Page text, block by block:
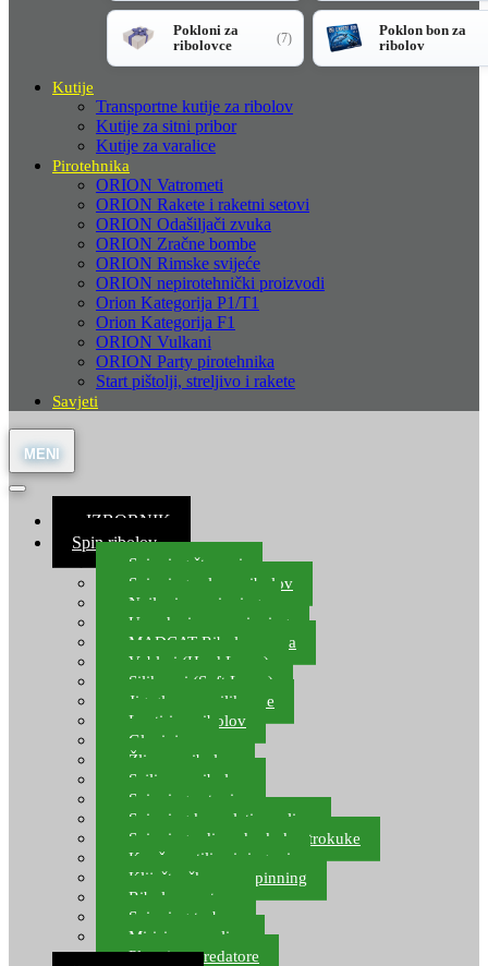
Pokloni za
ribolovce
(7)
Poklon bon za
ribolov
Kutije
Transportne kutije za ribolov
Kutije za sitni pribor
Kutije za varalice
Pirotehnika
ORION Vatrometi
ORION Rakete i raketni setovi
ORION Odašiljači zvuka
ORION Zračne bombe
ORION Rimske svijeće
ORION nepirotehnički proizvodi
Orion Kategorija P1/T1
Orion Kategorija F1
ORION Vulkani
ORION Party pirotehnika
Start pištolji, streljivo i rakete
Savjeti
≡ IZBORNIK
Spin ribolov
Spinning štapovi
Spinning role za ribolov
Najloni za spinning
Upredenice za spinning
MADCAT Ribolov soma
Vobleri (Hard Lures)
Silikonci (Soft Lures)
Jig glave za silikonce
Leptiri za ribolov
Glavinjare
Žlice za ribolov
Sajlice za ribolov
Spinning setovi
Spinning kompleti varalica
Spinning udice, dvokuke, trokuke
Kopče, vrtilice i ringovi
Kliješta, škare za spinning
Ribolov pastrve
Spinning torbe
Mirisi za varalice
Plovci za predatore